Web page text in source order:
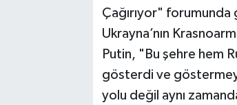
Çağırıyor" forumunda
Ukrayna’nın
Putin, "Bu şehre hem
gösterdi ve
yolu değil aynı